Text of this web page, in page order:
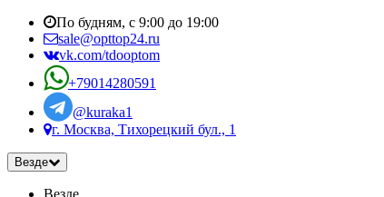
По будням, с 9:00 до 19:00
sale@opttop24.ru
vk.com/tdooptom
+79014280591
@kuraka1
г. Москва, Тихорецкий бул., 1
Везде
Везде